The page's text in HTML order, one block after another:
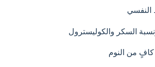
النفسي
السكر والكوليسترول
من النوم